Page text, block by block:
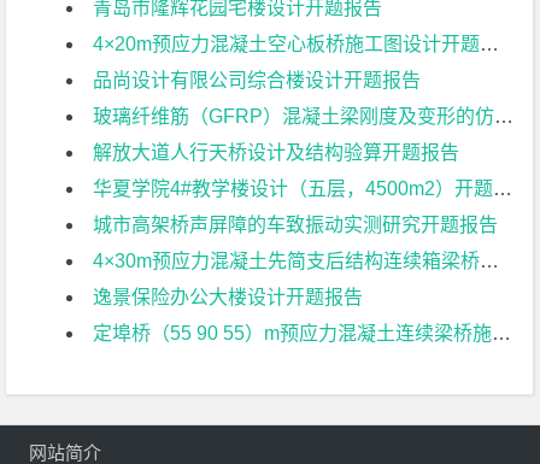
青岛市隆辉花园宅楼设计开题报告
4×20m预应力混凝土空心板桥施工图设计开题报告
品尚设计有限公司综合楼设计开题报告
玻璃纤维筋（GFRP）混凝土梁刚度及变形的仿真模拟开题报告
解放大道人行天桥设计及结构验算开题报告
华夏学院4#教学楼设计（五层，4500m2）开题报告
城市高架桥声屏障的车致振动实测研究开题报告
4×30m预应力混凝土先简支后结构连续箱梁桥部分结构设计开题报告
逸景保险办公大楼设计开题报告
定埠桥（55 90 55）m预应力混凝土连续梁桥施工图设计开题报告
网站简介